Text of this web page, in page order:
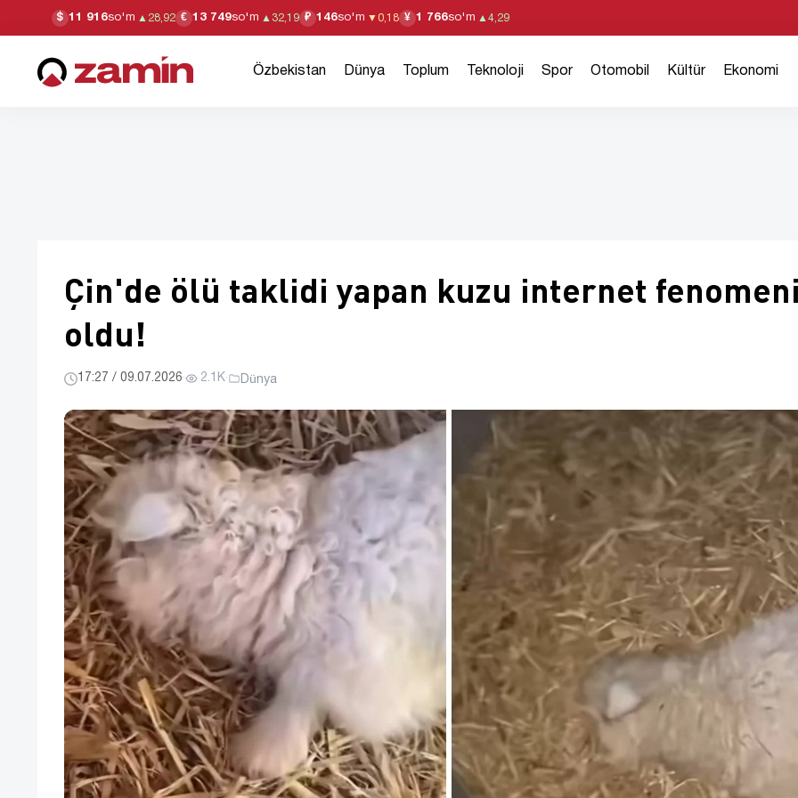
$ 11 916so'm ▲ 28,92 € 13 749so'm ▲ 32,19 ₽ 146so'm ▼ 0,18 ¥ 1 766so'm ▲ 4,29
Özbekistan Dünya Toplum Teknoloji Spor Otomobil Kültür Ekonomi
Çin'de ölü taklidi yapan kuzu internet
oldu!
17:27 / 09.07.2026· 2.1K· Dünya